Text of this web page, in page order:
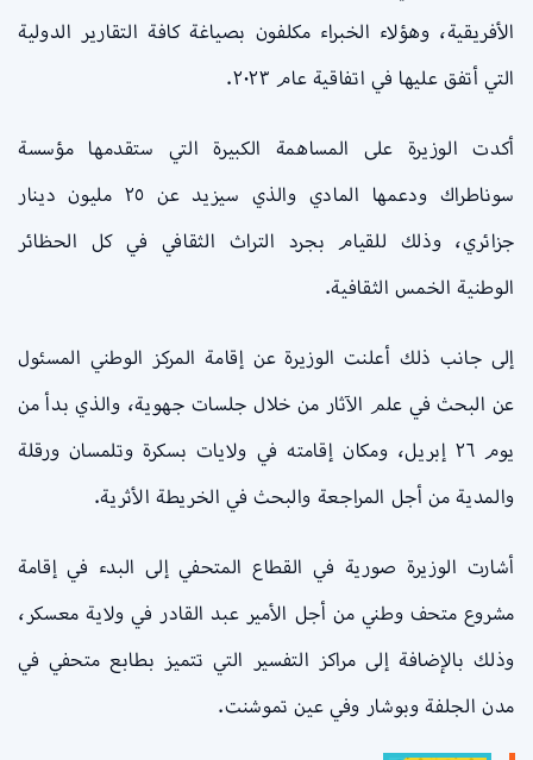
الأفريقية، وهؤلاء الخبراء مكلفون بصياغة كافة التقارير الدولية
التي أتفق عليها في اتفاقية عام ٢٠٢٣.
أكدت الوزيرة على المساهمة الكبيرة التي ستقدمها مؤسسة
سوناطراك ودعمها المادي والذي سيزيد عن ٢٥ مليون دينار
جزائري، وذلك للقيام بجرد التراث الثقافي في كل الحظائر
الوطنية الخمس الثقافية.
إلى جانب ذلك أعلنت الوزيرة عن إقامة المركز الوطني المسئول
عن البحث في علم الآثار من خلال جلسات جهوية، والذي بدأ من
يوم ٢٦ إبريل، ومكان إقامته في ولايات بسكرة وتلمسان ورقلة
والمدية من أجل المراجعة والبحث في الخريطة الأثرية.
أشارت الوزيرة صورية في القطاع المتحفي إلى البدء في إقامة
مشروع متحف وطني من أجل الأمير عبد القادر في ولاية معسكر،
وذلك بالإضافة إلى مراكز التفسير التي تتميز بطابع متحفي في
مدن الجلفة وبوشار وفي عين تموشنت.